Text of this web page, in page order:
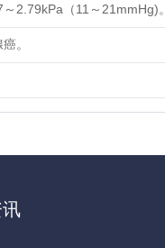
2.79kPa（11～21mmHg)。
。